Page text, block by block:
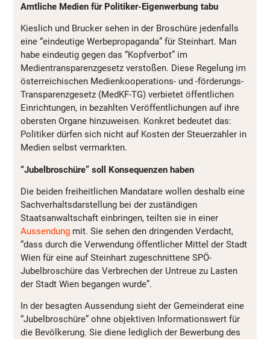
Amtliche Medien für Politiker-Eigenwerbung tabu
Kieslich und Brucker sehen in der Broschüre jedenfalls
eine “eindeutige Werbepropaganda” für Steinhart. Man
habe eindeutig gegen das “Kopfverbot” im
Medientransparenzgesetz verstoßen. Diese Regelung im
österreichischen Medienkooperations- und -förderungs-
Transparenzgesetz (MedKF-TG) verbietet öffentlichen
Einrichtungen, in bezahlten Veröffentlichungen auf ihre
obersten Organe hinzuweisen. Konkret bedeutet das:
Politiker dürfen sich nicht auf Kosten der Steuerzahler in
Medien selbst vermarkten.
“Jubelbroschüre” soll Konsequenzen haben
Die beiden freiheitlichen Mandatare wollen deshalb eine
Sachverhaltsdarstellung bei der zuständigen
Staatsanwaltschaft einbringen, teilten sie in einer
Aussendung mit. Sie sehen den dringenden Verdacht,
“dass durch die Verwendung öffentlicher Mittel der Stadt
Wien für eine auf Steinhart zugeschnittene SPÖ-
Jubelbroschüre das Verbrechen der Untreue zu Lasten
der Stadt Wien begangen wurde”.
In der besagten Aussendung sieht der Gemeinderat eine
“Jubelbroschüre” ohne objektiven Informationswert für
die Bevölkerung. Sie diene lediglich der Bewerbung des